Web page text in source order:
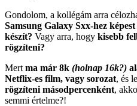
Gondolom, a kollégám arra
Samsung Galaxy Sxx-hez
készít? Vagy arra, hogy kisebb
rögzíteni?
Mert ma már 8k (holnap 16k?)
Netflix-es film, vagy sorozat, és
rögzíteni másodpercenként,
semmi értelme?!